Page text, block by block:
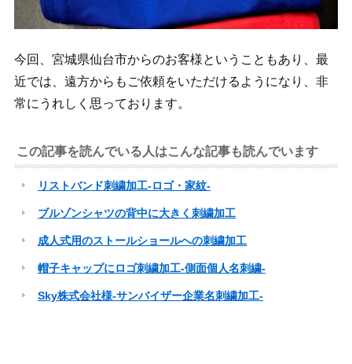
今回、宮城県仙台市からのお客様ということもあり、最
近では、遠方からもご依頼をいただけるようになり、非
常にうれしく思っております。
この記事を読んでいる人はこんな記事も読んでいます
リストバンド刺繍加工-ロゴ・家紋-
ブルゾンシャツの背中に大きく刺繍加工
成人式用のストールショールへの刺繍加工
帽子キャップにロゴ刺繍加工-側面個人名刺繍-
Sky株式会社様-サンバイザー企業名刺繍加工-